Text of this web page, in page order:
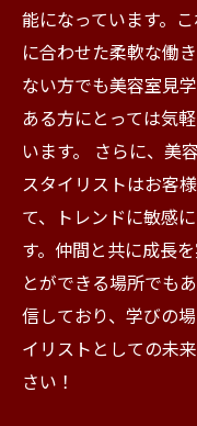
能になっています。
に合わせた柔軟な働
ない方でも美容室見
ある方にとっては気
います。 さらに、美
スタイリストはお客
て、トレンドに敏感
す。仲間と共に成長
とができる場所でも
信しており、学びの
イリストとしての未
さい！